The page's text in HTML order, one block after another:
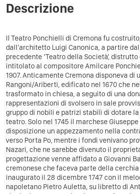
Descrizione
Il Teatro Ponchielli di Cremona fu
dall'architetto Luigi Canonica, a partire
precedente ‘Teatro della Società',
intitolato al compositore Amilcare
1907. Anticamente Cremona disponeva di
Rangoni/Ariberti, edificato nel 1670 che
trasformato in chiesa, a seguito di una
rappresentazioni di svolsero in sale
gruppo di nobili e patrizi stabilì di dotare
teatro. Solo nel 1745 il marchese
disposizione un appezzamento nella
verso Porta Po, mentre i fondi venivano
Nazari, che ne sarebbe divenuto il
progettazione venne affidato a Giovanni
cremonese che faceva parte della cerchia
inaugurato il 28 dicembre 1747 con il
napoletano Pietro Auletta, su libretto di